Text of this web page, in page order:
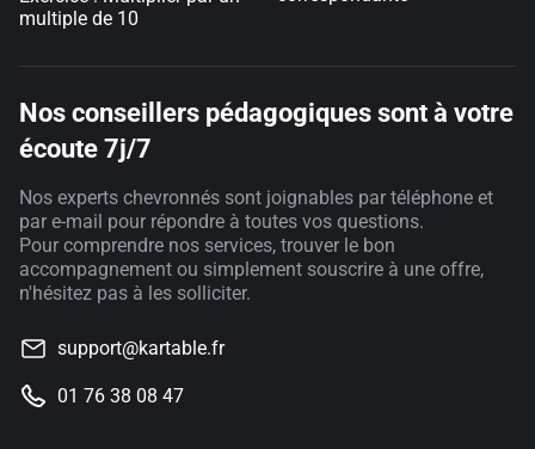
multiple de 10
Nos conseillers pédagogiques sont à votre
écoute 7j/7
Nos experts chevronnés sont joignables par téléphone et
par e-mail pour répondre à toutes vos questions.
Pour comprendre nos services, trouver le bon
accompagnement ou simplement souscrire à une offre,
n'hésitez pas à les solliciter.
support@kartable.fr
01 76 38 08 47